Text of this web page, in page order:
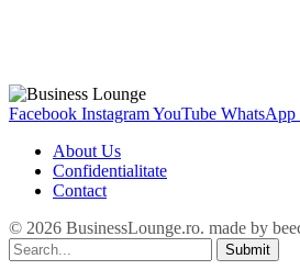
Facebook InstagramYouTube WhatsApp
About Us
Confidentialitate
Contact
© 2026 BusinessLounge.ro. made by
Submit